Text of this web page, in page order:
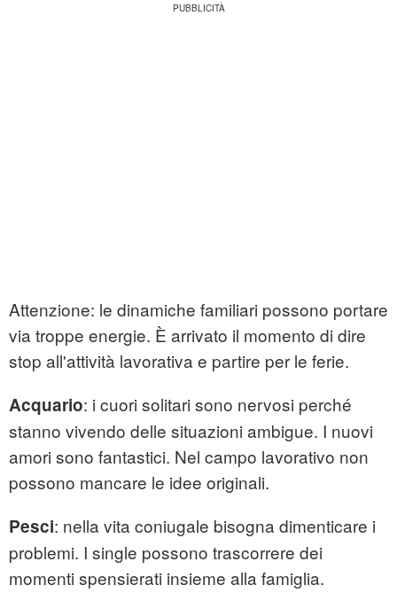
Attenzione: le dinamiche familiari possono portare
via troppe energie. È arrivato il momento di dire
stop all'attività lavorativa e partire per le ferie.
Acquario: i cuori solitari sono nervosi perché
stanno vivendo delle situazioni ambigue. I nuovi
amori sono fantastici. Nel campo lavorativo non
possono mancare le idee originali.
Pesci: nella vita coniugale bisogna dimenticare i
problemi. I single possono trascorrere dei
momenti spensierati insieme alla famiglia.